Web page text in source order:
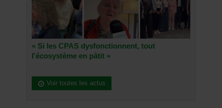
« Si les CPAS dysfonctionnent, tout
l'écosystème en pâtit »
Voir toutes les actus